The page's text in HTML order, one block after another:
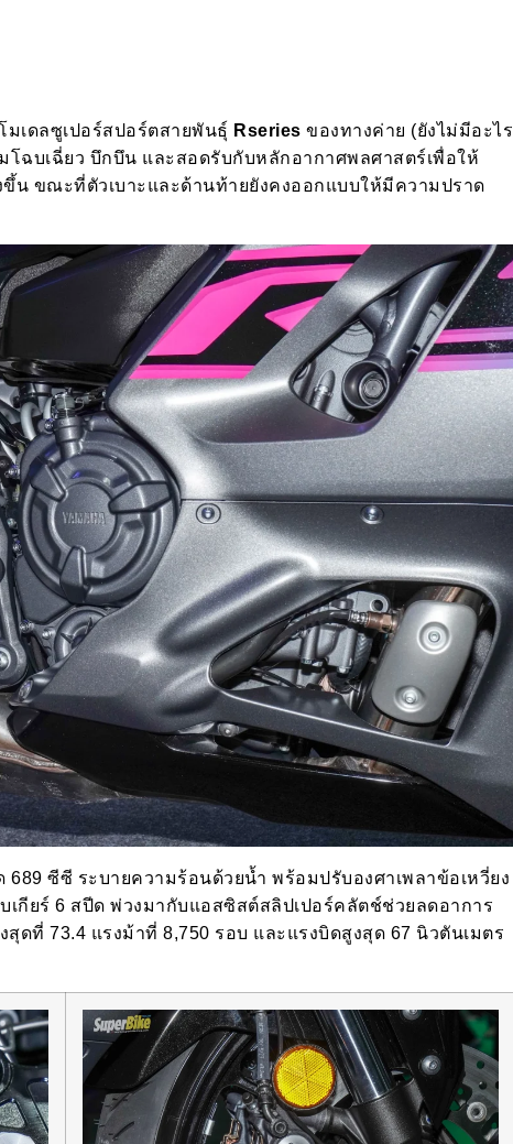
เดลซูเปอร์สปอร์ตสายพันธุ์ Rseries ของทางค่าย (ยังไม่มีอะไร
โฉบเฉี่ยว บึกบึน และสอดรับกับหลักอากาศพลศาสตร์เพื่อให้
ขึ้น ขณะที่ตัวเบาะและด้านท้ายยังคงออกแบบให้มีความปราด
ซีซี ระบายความร้อนด้วยน้ำ พร้อมปรับองศาเพลาข้อเหวี่ยง
เกียร์ 6 สปีด พ่วงมากับแอสซิสต์สลิปเปอร์คลัตช์ช่วยลดอาการ
ดที่ 73.4 แรงม้าที่ 8,750 รอบ และแรงบิดสูงสุด 67 นิวตันเมตร